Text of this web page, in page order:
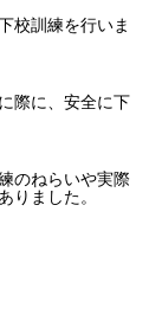
校訓練を行いま
際に、安全に下
のねらいや実際
りました。